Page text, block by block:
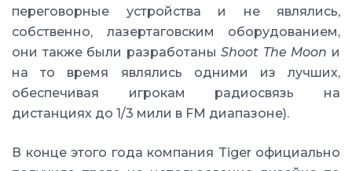
переговорные устройства и не являлись,
собственно, лазертаговским оборудованием,
они также были разработаныShoot The Moon и
на то время являлись одними из лучших,
обеспечивая игрокам радиосвязь на
дистанциях до 1/3 мили в FM диапазоне).
В конце этого года компания Tiger официально